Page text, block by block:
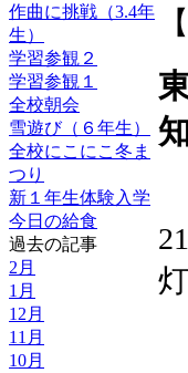
作曲に挑戦（3.4年
生）
学習参観２
学習参観１
全校朝会
雪遊び（６年生）
全校にこにこ冬ま
つり
新１年生体験入学
今日の給食
過去の記事
2月
1月
12月
11月
10月